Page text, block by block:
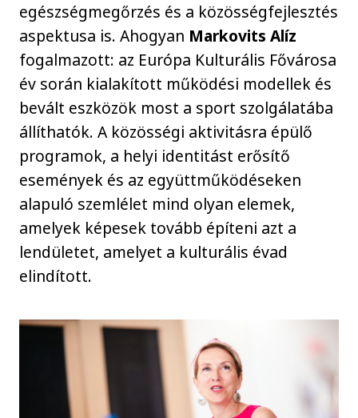
egészségmegőrzés és a közösségfejlesztés
aspektusa is. Ahogyan Markovits Alíz
fogalmazott: az Európa Kulturális Fővárosa
év során kialakított működési modellek és
bevált eszközök most a sport szolgálatába
állíthatók. A közösségi aktivitásra épülő
programok, a helyi identitást erősítő
események és az együttműködéseken
alapuló szemlélet mind olyan elemek,
amelyek képesek tovább építeni azt a
lendületet, amelyet a kulturális évad
elindított.